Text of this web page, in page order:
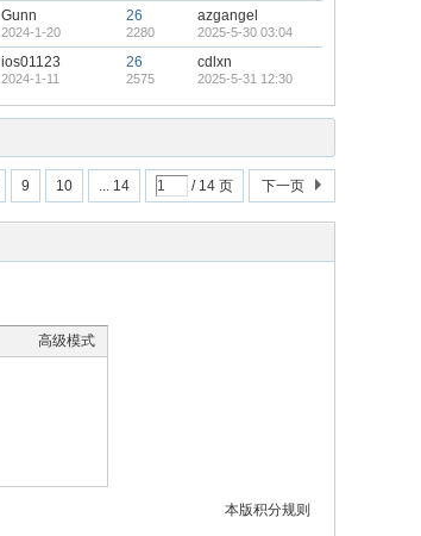
Gunn
2024-1-20
26
2280
azgangel
2025-5-30 03:04
ios01123
2024-1-11
26
2575
cdlxn
2025-5-31 12:30
9 10 ... 14 / 14 页 下一页
高级模式
本版积分规则